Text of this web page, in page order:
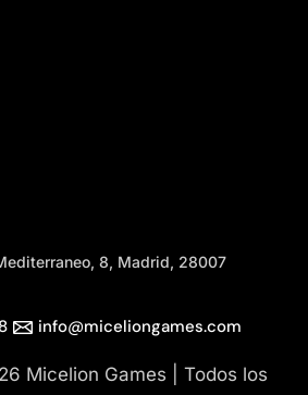
8, Madrid, 28007
Micelion Games | Todos los
info@miceliongames.com